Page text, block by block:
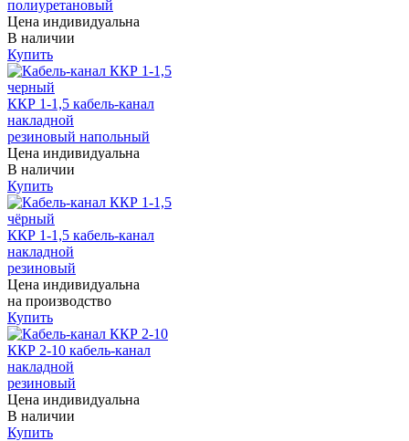
полиуретановый
Цена индивидуальна
В наличии
Купить
ККР 1-1,5 кабель-канал
накладной
резиновый напольный
Цена индивидуальна
В наличии
Купить
ККР 1-1,5 кабель-канал
накладной
резиновый
Цена индивидуальна
на производство
Купить
ККР 2-10 кабель-канал
накладной
резиновый
Цена индивидуальна
В наличии
Купить